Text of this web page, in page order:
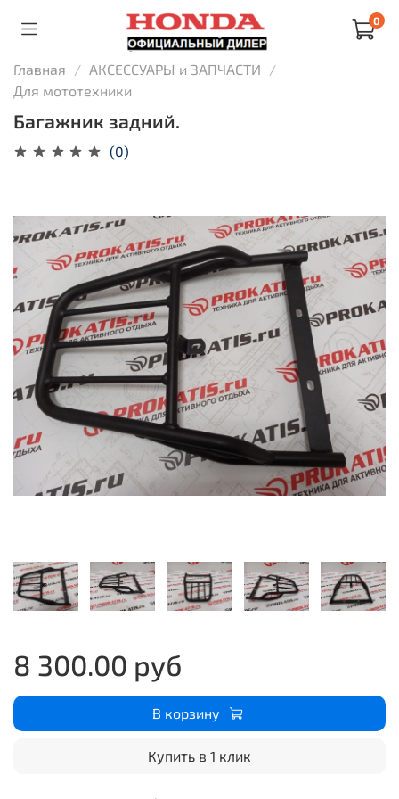
0
Главная
АКСЕССУАРЫ и ЗАПЧАСТИ
Для мототехники
Багажник задний.
(0)
8 300.00 руб
В корзину
Купить в 1 клик